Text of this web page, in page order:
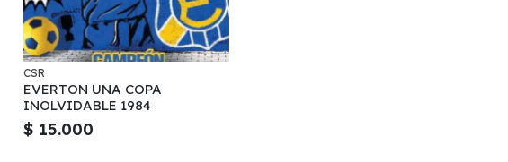
CSR
EVERTON UNA COPA
INOLVIDABLE 1984
$ 15.000